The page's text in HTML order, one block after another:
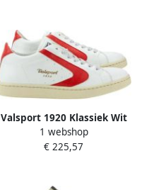
Valsport 1920 Klassiek Wit
Rood Toernooi Schoenen
1 webshop
€ 225,57